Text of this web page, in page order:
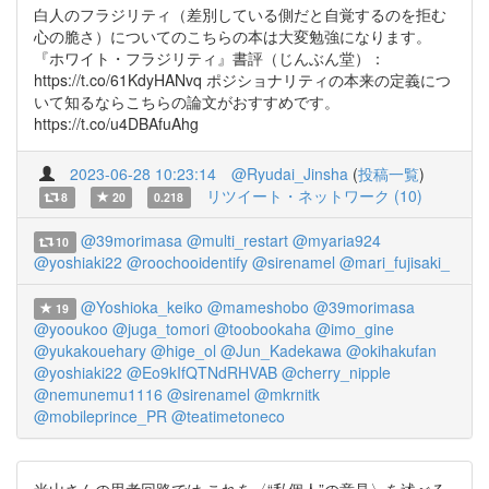
白人のフラジリティ（差別している側だと自覚するのを拒む
心の脆さ）についてのこちらの本は大変勉強になります。
『ホワイト・フラジリティ』書評（じんぶん堂）：
https://t.co/61KdyHANvq ポジショナリティの本来の定義につ
いて知るならこちらの論文がおすすめです。
https://t.co/u4DBAfuAhg
2023-06-28 10:23:14 @Ryudai_Jinsha (投稿一覧)
8 20 0.218 リツイート・ネットワーク (10)
10 @39morimasa @multi_restart @myaria924
@yoshiaki22 @roochooidentify @sirenamel @mari_fujisaki_
19 @Yoshioka_keiko @mameshobo @39morimasa
@yooukoo @juga_tomori @toobookaha @imo_gine
@yukakouehary @hige_ol @Jun_Kadekawa @okihakufan
@yoshiaki22 @Eo9kIfQTNdRHVAB @cherry_nipple
@nemunemu1116 @sirenamel @mkrnitk
@mobileprince_PR @teatimetoneco